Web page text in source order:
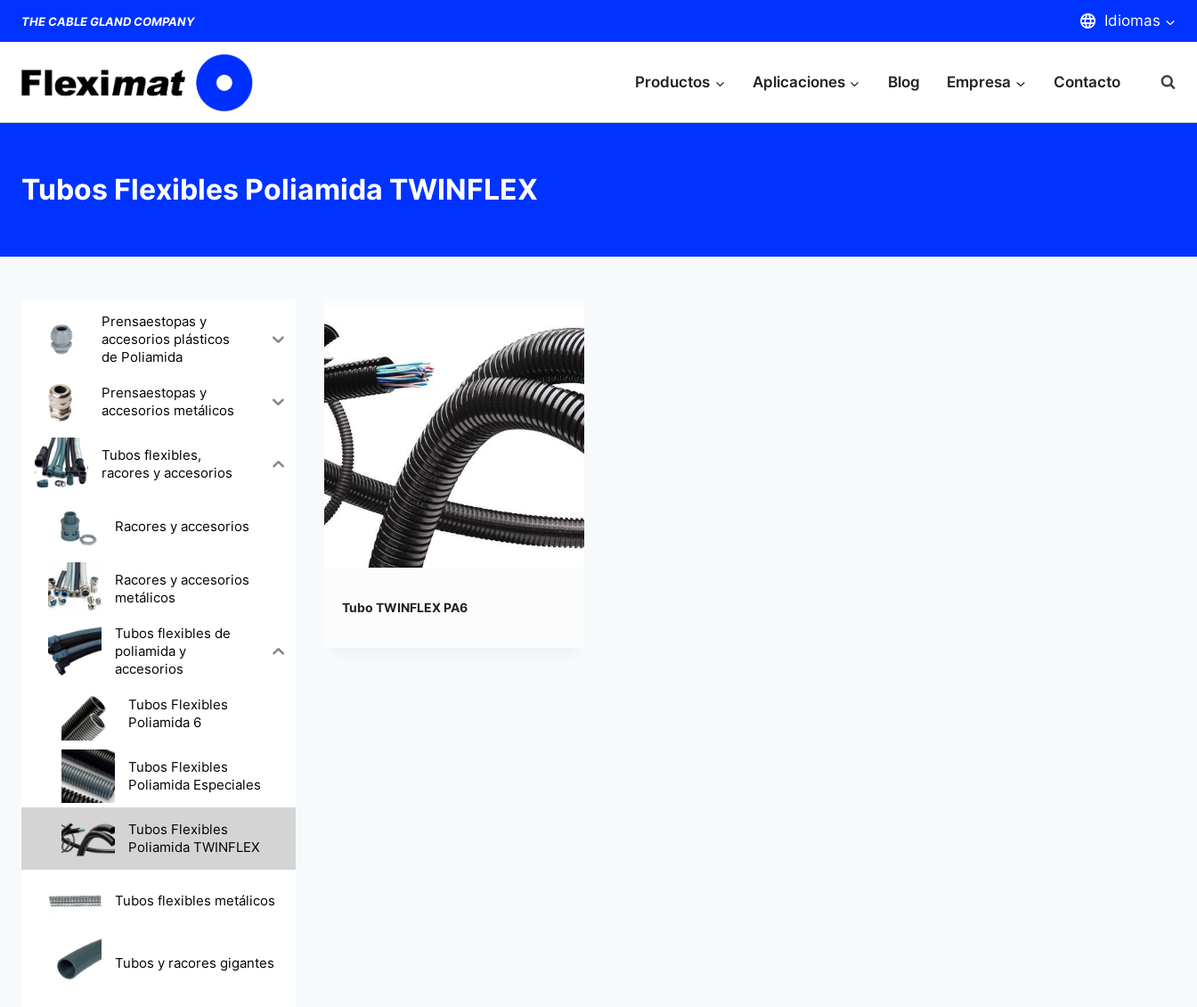
THE CABLE GLAND COMPANY Idiomas
Productos Aplicaciones Blog Empresa Contacto
Tubos Flexibles Poliamida TWINFLEX
Prensaestopas y
accesorios plásticos
de Poliamida
Prensaestopas y
accesorios metálicos
Tubos flexibles,
racores y accesorios
Racores y accesorios
Racores y accesorios
metálicos
Tubos flexibles de
poliamida y
accesorios
Tubos Flexibles
Poliamida 6
Tubos Flexibles
Poliamida Especiales
Tubos Flexibles
Poliamida TWINFLEX
Tubos flexibles metálicos
Tubos y racores gigantes
Tubo TWINFLEX PA6